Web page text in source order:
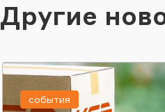
Другие
события